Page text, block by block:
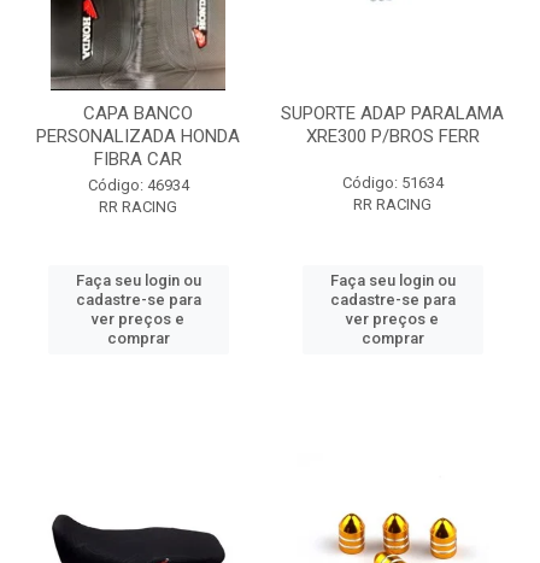
CAPA BANCO
PERSONALIZADA HONDA
FIBRA CAR
Código: 46934
RR RACING
Faça seu login ou
cadastre-se para
ver preços e
comprar
SUPORTE ADAP PARALAMA
XRE300 P/BROS FERR
Código: 51634
RR RACING
Faça seu login ou
cadastre-se para
ver preços e
comprar